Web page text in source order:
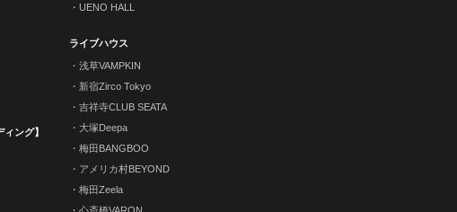
ィング】
UENO HALL
ライブハウス
浅草VAMPKIN
新宿Zirco Tokyo
吉祥寺CLUB SEATA
大塚Deepa
梅田BANGBOO
アメリカ村BEYOND
梅田Zeela
心斎橋VARON